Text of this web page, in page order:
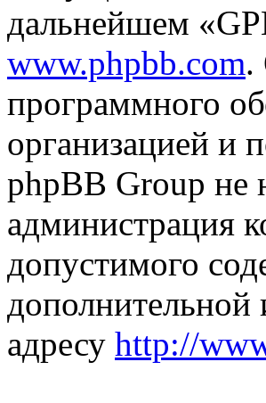
дальнейшем
www.phpbb.com.
программного
организацией и
phpBB Group не
администрация
допустимого
адресу http://